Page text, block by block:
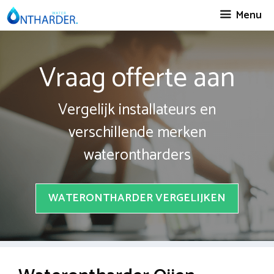
Spring
naar
Menu
Vraag offerte aan
Vergelijk installateurs en
verschillende merken
waterontharders
WATERONTHARDER VERGELIJKEN